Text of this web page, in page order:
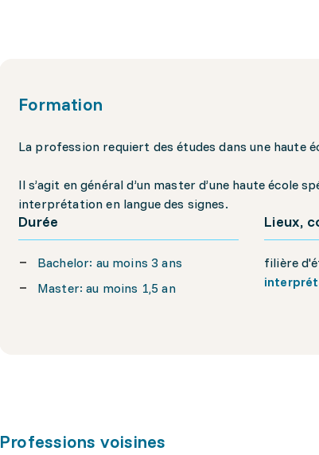
Formation
La profession requiert des études dans une haute
Il s’agit en général d’un master d’une haute
interprétation en langue des signes.
Durée
Bachelor: au moins 3 ans
Master: au moins 1,5 an
Lieux,
filière
Professions voisines